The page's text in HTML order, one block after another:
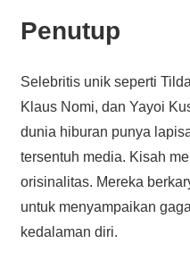
Penutup
Selebritis unik seperti
Klaus Nomi, dan Yayoi
dunia hiburan punya
tersentuh media. Kisah
orisinalitas. Mereka
untuk menyampaikan
kedalaman diri.